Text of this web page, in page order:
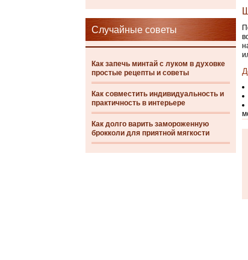
Случайные советы
Как запечь минтай с луком в духовке
простые рецепты и советы
Как совместить индивидуальность и
практичность в интерьере
Как долго варить замороженную
брокколи для приятной мягкости